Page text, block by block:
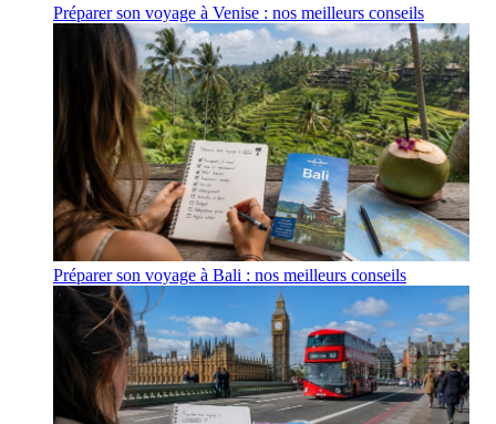
Préparer son voyage à Venise : nos meilleurs conseils
Préparer son voyage à Bali : nos meilleurs conseils